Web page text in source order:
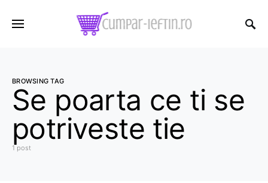
BROWSING TAG
Se poarta ce ti se
potriveste tie
1 post